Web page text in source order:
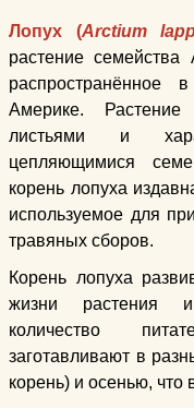
Лопух (Arctium
растение
Америке.
листьями и
цепляющимися
корень лопуха
используемое для
травяных сборов.
Корень лопуха
жизни растения и
количество
заготавливают в
корень) и осенью, что